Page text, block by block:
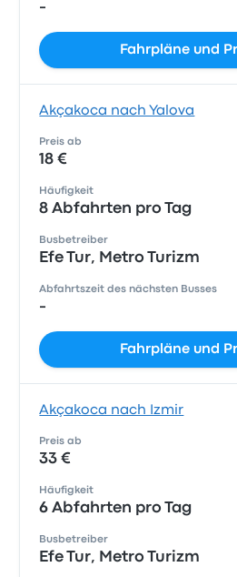
-
Fahrpläne und
Akçakoca nach Yalova
Preis ab
18 €
Häufigkeit
8 Abfahrten pro Tag
Busbetreiber
Efe Tur, Metro Turizm
Abfahrtszeit des nächsten Busses
-
Fahrpläne und
Akçakoca nach Izmir
Preis ab
33 €
Häufigkeit
6 Abfahrten pro Tag
Busbetreiber
Efe Tur, Metro Turizm